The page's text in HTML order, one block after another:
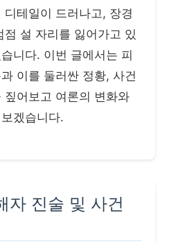
테일이 드러나고, 장경
설 자리를 잃어가고 있
니다. 이번 글에서는 피
이를 둘러싼 정황, 사건
짚어보고 여론의 변화와
겠습니다.
자 진술 및 사건